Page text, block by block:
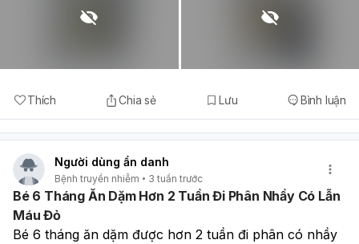
Thích Chia sẻ Lưu Bình luận
Người dùng ẩn danh
Bệnh truyền nhiễm 3 tuần trước
Bé 6 Tháng Ăn Dặm Hơn 2 Tuần Đi Phân Nhầy Có Lẫn
Máu Đỏ
Bé 6 tháng ăn dặm được hơn 2 tuần đi phân có nhầy